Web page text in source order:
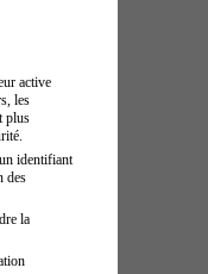
active
les
plus
identifiant
des
la